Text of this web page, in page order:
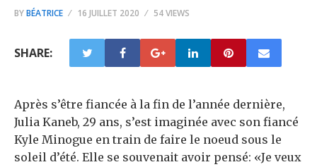
BYBÉATRICE 16 JUILLET 2020 54 VIEWS
SHARE:
Après s’être fiancée à la fin de l’année dernière,
Julia Kaneb, 29 ans, s’est imaginée avec son fiancé
Kyle Minogue en train de faire le noeud sous le
soleil d’été. Elle se souvenait avoir pensé: «Je veux